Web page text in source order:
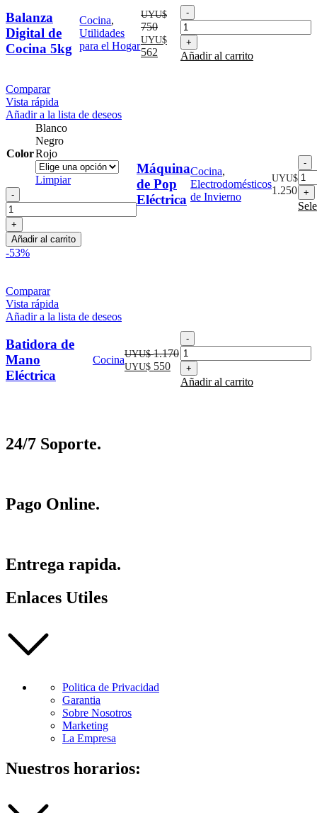
Balanza
Digital de
Cocina 5kg
Cocina,
Utilidades
para el Hogar
UYU$
750
El
precio
UYU$
562
El
precio
actual
Balanza
Digital
de
Cocina
5kg
Añadir al carrito
Comparar
Vista rápida
Añadir a la lista de deseos
Color
Blanco
Negro
Rojo
Limpiar
Máquina
de
Pop
Eléctrica
cantidad
Añadir al carrito
Máquina
de Pop
Eléctrica
Cocina,
Electrodomésticos
de Invierno
UYU$
1.250
-53%
Comparar
Vista rápida
Añadir a la lista de deseos
Batidora de
Mano
Eléctrica
CocinaUYU$1.170
El
UYU$ 550El
precio
actual
Batidora
de
Mano
Eléctrica
cantidad
Añadir al carrito
24/7 Soporte.
Pago Online.
Entrega rapida.
Enlaces Utiles
Politica de Privacidad
Garantia
Sobre Nosotros
Marketing
La Empresa
Nuestros horarios: